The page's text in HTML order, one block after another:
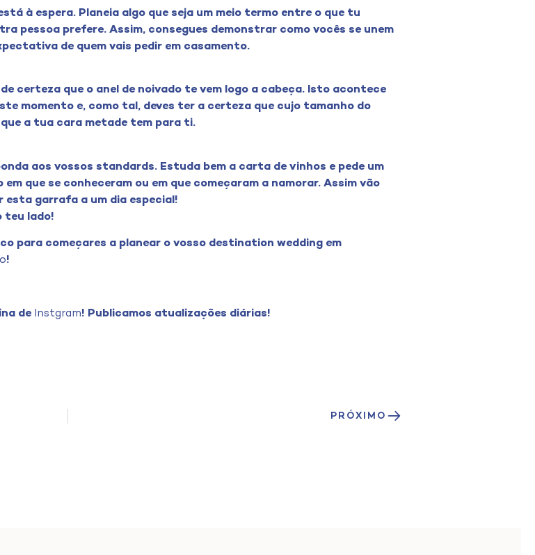
à espera. Planeia algo que seja um meio termo entre o que tu
pessoa prefere. Assim, consegues demonstrar como vocês se unem
de quem vais pedir em casamento.
certeza que o anel de noivado te vem logo a cabeça. Isto acontece
momento e, como tal, deves ter a certeza que cujo tamanho do
a tua cara metade tem para ti.
aos vossos standards. Estuda bem a carta de vinhos e pede um
que se conheceram ou em que começaram a namorar. Assim vão
esta garrafa a um dia especial!
teu lado!
para começares a planear o vosso destination wedding em
!
de Instgram! Publicamos atualizações diárias!
PRÓXIMO